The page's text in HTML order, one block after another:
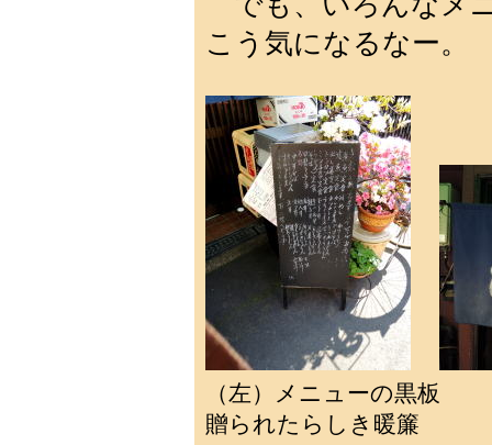
こう気になるなー。
（左）メニューの黒板
贈られたらしき暖簾